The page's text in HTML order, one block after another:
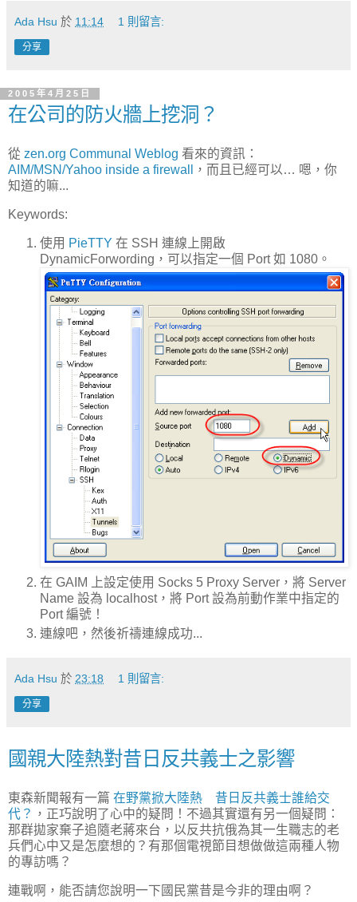
Ada Hsu 於 11:14 1 則留言:
分享
2005年4月25日
在公司的防火牆上挖洞？
從 zen.org Communal Weblog 看來的資訊：
AIM/MSN/Yahoo inside a firewall
，而且已經可以… 嗯，你
知道的嘛...
Keywords:
使用 PieTTY 在 SSH 連線上開啟
DynamicForwording，可以指定一個 Port 如 1080。
在 GAIM 上設定使用 Socks 5 Proxy Server，將 Server
Name 設為 localhost，將 Port 設為前動作業中指定的
Port 編號！
連線吧，然後祈禱連線成功...
Ada Hsu 於 23:18 1 則留言:
分享
國親大陸熱對昔日反共義士之影響
東森新聞報有一篇 在野黨掀大陸熱 昔日反共義士誰給交
代？ ，正巧說明了心中的疑問！不過其實還有另一個疑問：
那群拋家棄子追隨老蔣來台，以反共抗俄為其一生職志的老
兵們心中又是怎麼想的？有那個電視節目想做做這兩種人物
的專訪嗎？
連戰啊，能否請您說明一下國民黨昔是今非的理由啊？